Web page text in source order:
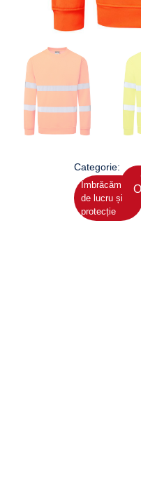
Categorie:
Îmbrăcăminte
de lucru și
protecție